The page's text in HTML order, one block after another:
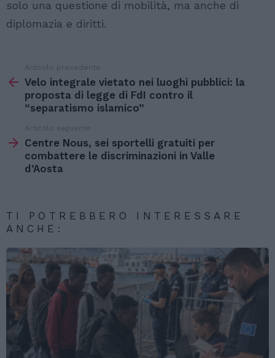
solo una questione di mobilità, ma anche di
diplomazia e diritti.
di
Articolo precedente
Velo integrale vietato nei luoghi pubblici: la
proposta di legge di FdI contro il
“separatismo islamico”
Articolo seguente
Centre Nous, sei sportelli gratuiti per
combattere le discriminazioni in Valle
d’Aosta
TI POTREBBERO INTERESSARE
ANCHE: